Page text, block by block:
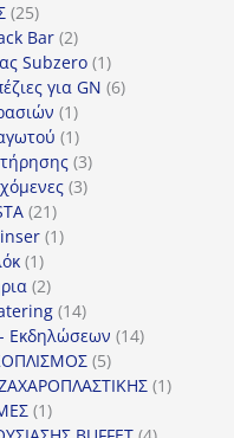
προϊόν
2525
προϊόντα
Bar 22
προϊόντα
Subzero 11
προϊόν
για GN 66
11
προϊόν
11
προϊόν
33
προϊόντα
33
2121
προϊόντα
11
11
προϊόν
22
προϊόντα
1414
προϊόντα
Εκδηλώσεων 1414
55
προϊόντα
11
11